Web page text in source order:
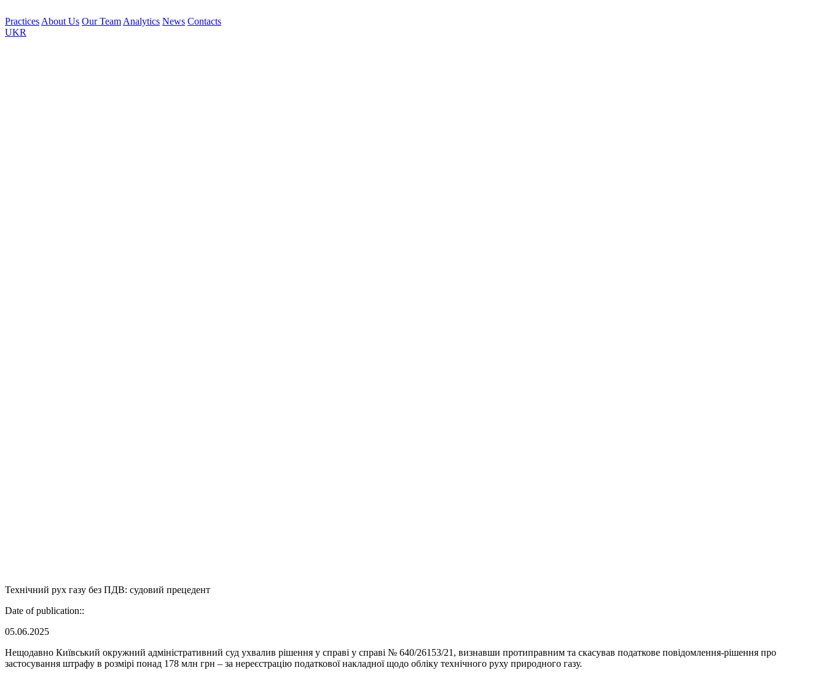
Practices About Us Our Team Analytics News Contacts
UKR
Технічний рух газу без ПДВ: судовий прецедент
Date of publication::
05.06.2025
Нещодавно Київський окружний адміністративний суд ухвалив рішення у справі у справі № 640/26153/21, визнавши протиправним та скасував податкове повідомлення-рішення про
застосування штрафу в розмірі понад 178 млн грн – за нереєстрацію податкової накладної щодо обліку технічного руху природного газу.